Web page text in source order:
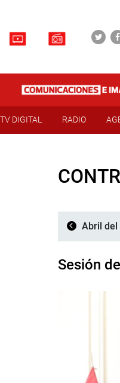
TV DIGITAL RADIO
Abril del
Sesión